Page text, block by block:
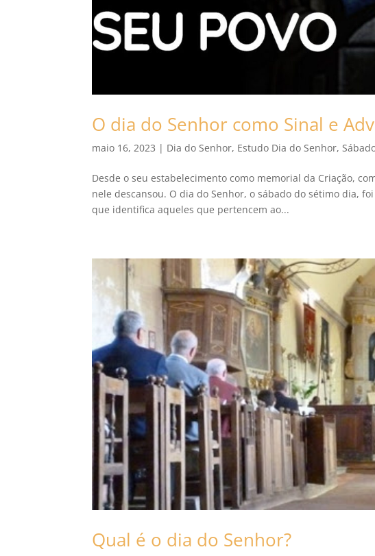
O dia do Senhor como Sinal e
maio 16, 2023 | Dia do Senhor, Estudo Dia do Senhor,
Desde o seu estabelecimento como memorial da Criação,
nele descansou. O dia do Senhor, o sábado do sétimo dia,
que identifica aqueles que pertencem ao...
Qual é o dia do Senhor?